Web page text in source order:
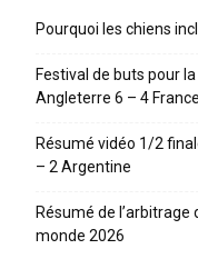
Pourquoi les chiens
Festival de buts pour
Angleterre 6 – 4 France
Résumé vidéo 1/2
– 2 Argentine
Résumé de l’arbitrage
monde 2026